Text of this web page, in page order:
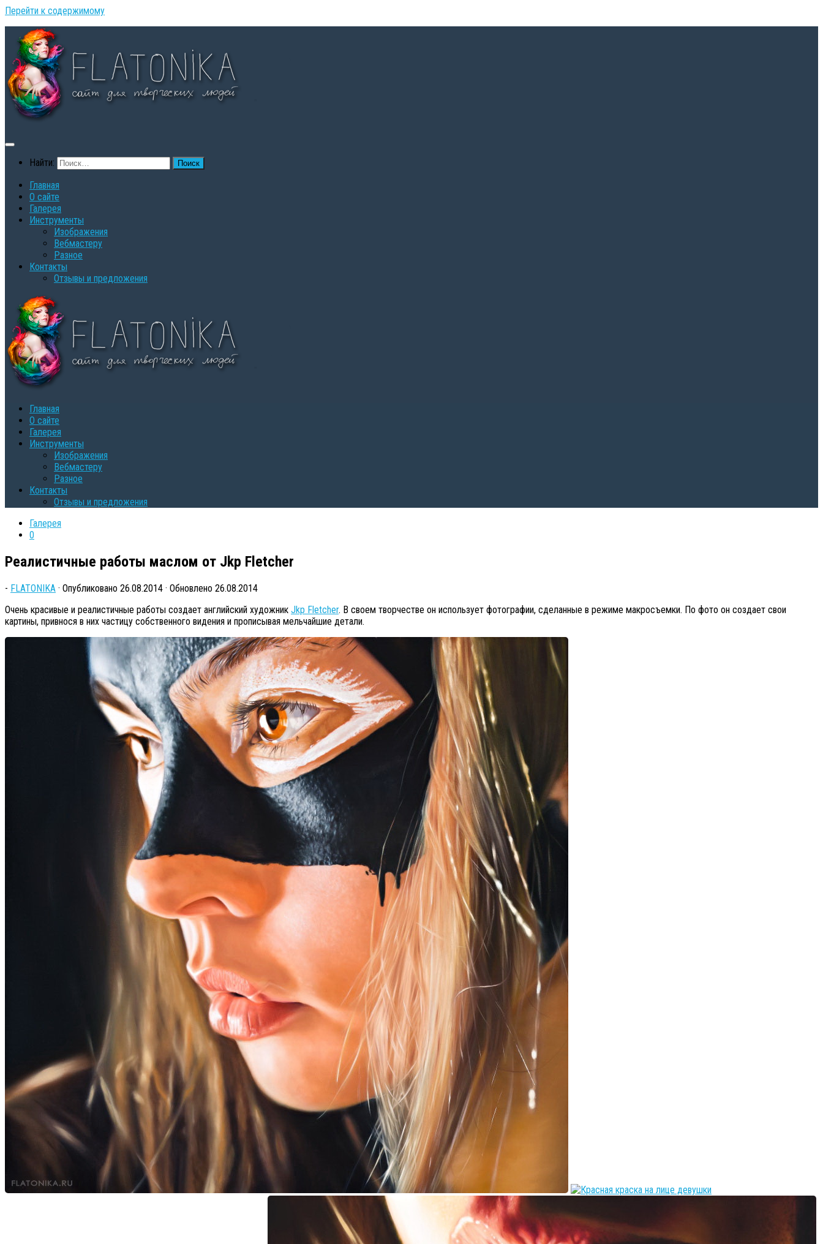
Перейти к содержимому
Найти:
Главная
О сайте
Галерея
Инструменты
Изображения
Вебмастеру
Разное
Контакты
Oтзывы и предложения
Главная
О сайте
Галерея
Инструменты
Изображения
Вебмастеру
Разное
Контакты
Oтзывы и предложения
Галерея
0
Реалистичные работы маслом от Jkp Fletcher
- FLATONIKA · Опубликовано 26.08.2014 · Обновлено 26.08.2014
Очень красивые и реалистичные работы создает английский художник Jkp Fletcher. В своем творчестве он использует фотографии, сделанные в режиме макросъемки. По фото он создает свои
картины, привнося в них частицу собственного видения и прописывая мельчайшие детали.